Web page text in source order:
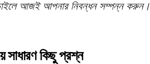
আজই আপনার নিবন্ধন সম্পন্ন করুন।
সাধারণ কিছু প্রশ্ন